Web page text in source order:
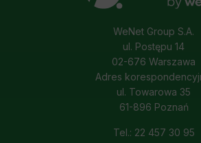
WeNet Group S.A.
ul. Postępu 14
02-676 Warszawa
Adres
ul. Towarowa 35
61-896 Poznań
Tel.: 22 457 30 95